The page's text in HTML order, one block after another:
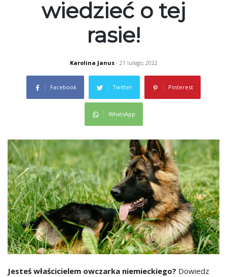
wiedzieć o tej
rasie!
Karolina Janus- 21 lutego, 2022
Facebook Twitter Pinterest
WhatsApp
Jesteś właścicielem owczarka niemieckiego? Dowiedz